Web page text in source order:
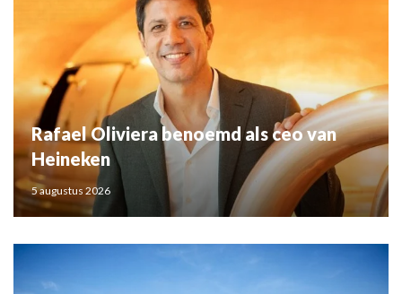
Rafael Oliviera benoemd als ceo van
Heineken
5 augustus 2026